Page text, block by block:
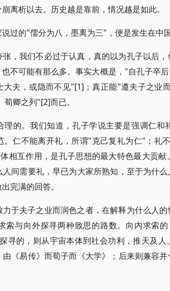
离析以去。历史越是靠前，情况越是如此。
过的"儒分为八，墨离为三"，便是发生在中
，我们不必过于认真，真的以为孔子以后
不可能有那么多。事实大概是，"自孔子卒
大夫，或隐而不见"[1]；真正能"遵夫子之业
卿之列"[2]而已。
理的。我们知道，孔子学说主要是强调仁和
。仁不能离开礼，所谓"克己复礼为仁"；礼
相互作用，是孔子思想的最大特色最大贡献
间需要礼，早已为大家所熟知，至于为什么
完满的回答。
于夫子之业而润色之者，在解释为什么人
索与向外探寻两种致思的路数。向内求索
寻的，则从宇宙本体到社会功利，推天及
由《易传》而荀子而《大学》；后来则兼容